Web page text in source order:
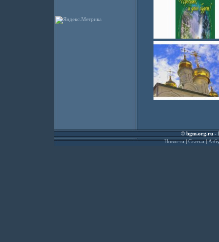
©bgm.org.ru-
Новости|Статьи|